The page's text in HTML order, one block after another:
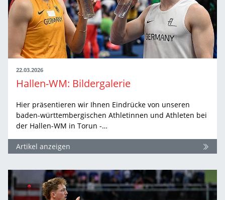
22.03.2026
Hallen-WM: Bildergalerie
Hier präsentieren wir Ihnen Eindrücke von unseren
baden-württembergischen Athletinnen und Athleten bei
der Hallen-WM in Torun -…
Artikel anzeigen